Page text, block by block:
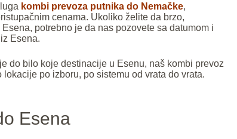
kombi prevoza putnika do Nemačke,
cenama. Ukoliko želite da brzo,
potrebno je da nas pozovete sa datumom i
Esena.
do bilo koje destinacije u Esenu, naš kombi prevoz
po izboru, po sistemu od vrata do vrata.
Esena